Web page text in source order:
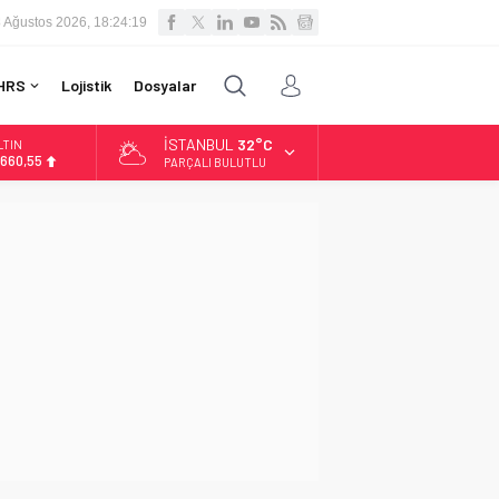
Ağustos 2026, 18:24:20
Lojistik Dosyalar
İSTANBUL 32°C
PARÇALI BULUTLU